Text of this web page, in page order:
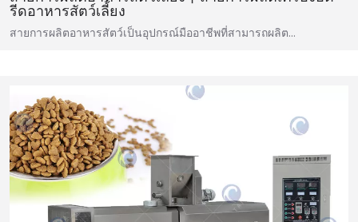
รีดอาหารสัตว์เลี้ยง
สายการผลิตอาหารสัตว์เป็นอุปกรณ์มืออาชีพที่สามารถผลิต…